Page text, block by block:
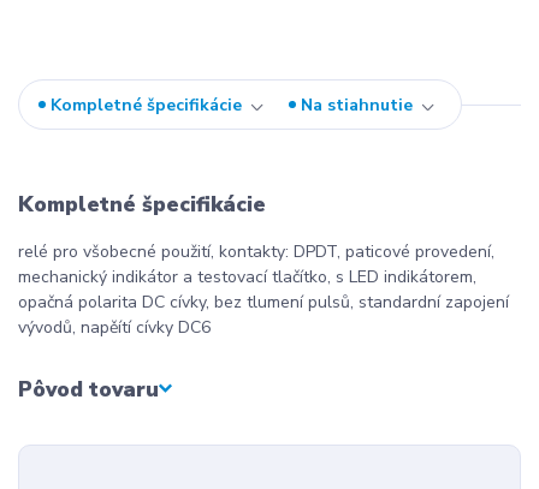
Kompletné špecifikácie Na stiahnutie
Kompletné špecifikácie
relé pro všobecné použití, kontakty: DPDT, paticové provedení,
mechanický indikátor a testovací tlačítko, s LED indikátorem,
opačná polarita DC cívky, bez tlumení pulsů, standardní zapojení
vývodů, napěítí cívky DC6
Pôvod tovaru